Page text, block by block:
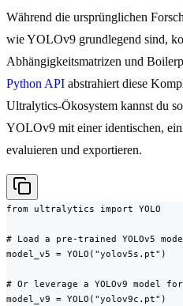
Während die ursprünglichen
wie YOLOv9 grundlegend sind,
Abhängigkeitsmatrizen und
Python API abstrahiert diese
Ultralytics-Ökosystem kannst du
YOLOv9 mit einer identischen,
evaluieren und exportieren.
from ultralytics import YOLO
# Load a pre-trained YOLOv5
model_v5 = YOLO("yolov5s.pt")
# Or leverage a YOLOv9 model
model_v9 = YOLO("yolov9c.pt")